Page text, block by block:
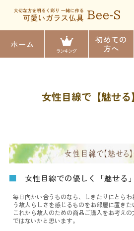
ホーム
初めての
方へ
女性目線で【魅せ
■ 女性目線での優しく「魅せる
毎日向かい合うものなら、しきたりにとら
う故人らしさを感じるものをお部屋に置きた
これから故人のための商品ご購入をお考え
ではないかと思います。